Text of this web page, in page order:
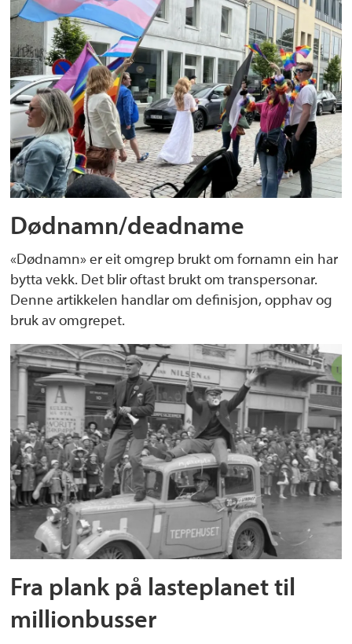
Dødnamn/deadname
«Dødnamn» er eit omgrep brukt om fornamn ein har
bytta vekk. Det blir oftast brukt om transpersonar.
Denne artikkelen handlar om definisjon, opphav og
bruk av omgrepet.
Fra plank på lasteplanet til
millionbusser